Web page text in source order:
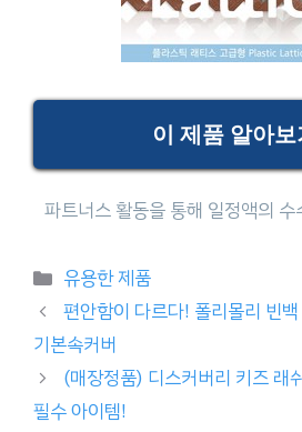
이 제품 알아
Categories
유용한 제품
편안함이 다르다! 폴리몰리 빈
기본속커버
(매장정품) 디스커버리 키즈 래
필수 아이템!